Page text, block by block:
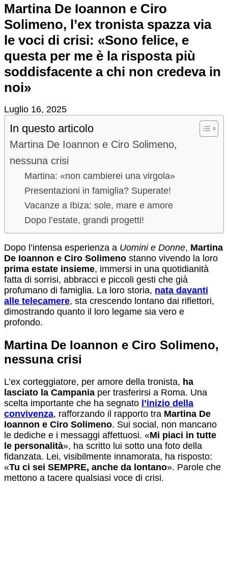
Martina De Ioannon e Ciro
Solimeno, l’ex tronista spazza via
le voci di crisi: «Sono felice, e
questa per me è la risposta più
soddisfacente a chi non credeva in
noi»
Luglio 16, 2025
In questo articolo
Martina De Ioannon e Ciro Solimeno,
nessuna crisi
Martina: «non cambierei una virgola»
Presentazioni in famiglia? Superate!
Vacanze a Ibiza: sole, mare e amore
Dopo l’estate, grandi progetti!
Dopo l’intensa esperienza a Uomini e Donne, Martina
De Ioannon e Ciro Solimeno stanno vivendo la loro
prima estate insieme, immersi in una quotidianità
fatta di sorrisi, abbracci e piccoli gesti che già
profumano di famiglia. La loro storia, nata davanti
alle telecamere, sta crescendo lontano dai riflettori,
dimostrando quanto il loro legame sia vero e
profondo.
Martina De Ioannon e Ciro Solimeno,
nessuna crisi
L’ex corteggiatore, per amore della tronista, ha
lasciato la Campania per trasferirsi a Roma. Una
scelta importante che ha segnato l’inizio della
convivenza, rafforzando il rapporto tra Martina De
Ioannon e Ciro Solimeno. Sui social, non mancano
le dediche e i messaggi affettuosi. «Mi piaci in tutte
le personalità», ha scritto lui sotto una foto della
fidanzata. Lei, visibilmente innamorata, ha risposto:
«Tu ci sei SEMPRE, anche da lontano». Parole che
mettono a tacere qualsiasi voce di crisi.